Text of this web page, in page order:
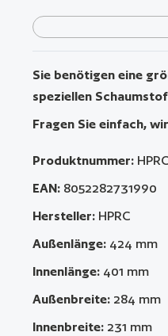
Sie benötigen eine
speziellen
Fragen Sie einfach,
Produktnummer:
EAN: 8052282731990
Hersteller: HPRC
Außenlänge: 424 mm
Innenlänge: 401 mm
Außenbreite: 284 mm
Innenbreite: 231 mm